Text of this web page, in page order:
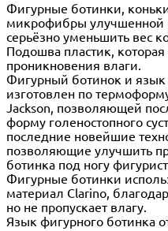
Фигурные ботинки,
микрофибры улучшенной
серьёзно уменьшить вес
Подошва пластик,
проникновения влаги.
Фигурный ботинок и язык
изготовлен по
Jackson, позволяющей
форму голеностопного
последние новейшие
позволяющие улучшить
ботинка под ногу
Фигурные ботинки
материал Clarino,
но не пропускает влагу.
Язык фигурного ботинка